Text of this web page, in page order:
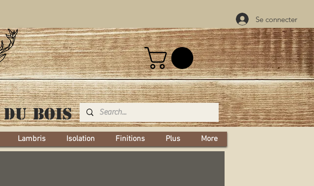
Se connecter
du bois
Lambris Isolation Finitions Plus More